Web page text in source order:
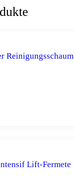
Reinigungsschaum
Lift-Fermete